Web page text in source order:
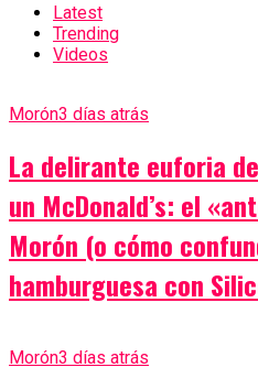
Latest
Trending
Videos
Morón3 días atrás
La delirante euforia
un McDonald’s: el
Morón (o cómo
hamburguesa con
Morón3 días atrás